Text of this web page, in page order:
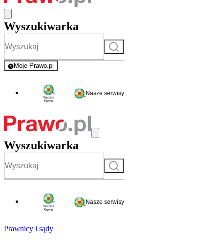
Wyszukiwarka
Szukaj
Moje Prawo.pl
- rejestracja i logowanie do serwisu
Nasze serwisy
Wyszukiwarka
Szukaj
Nasze serwisy
Prawnicy i sądy